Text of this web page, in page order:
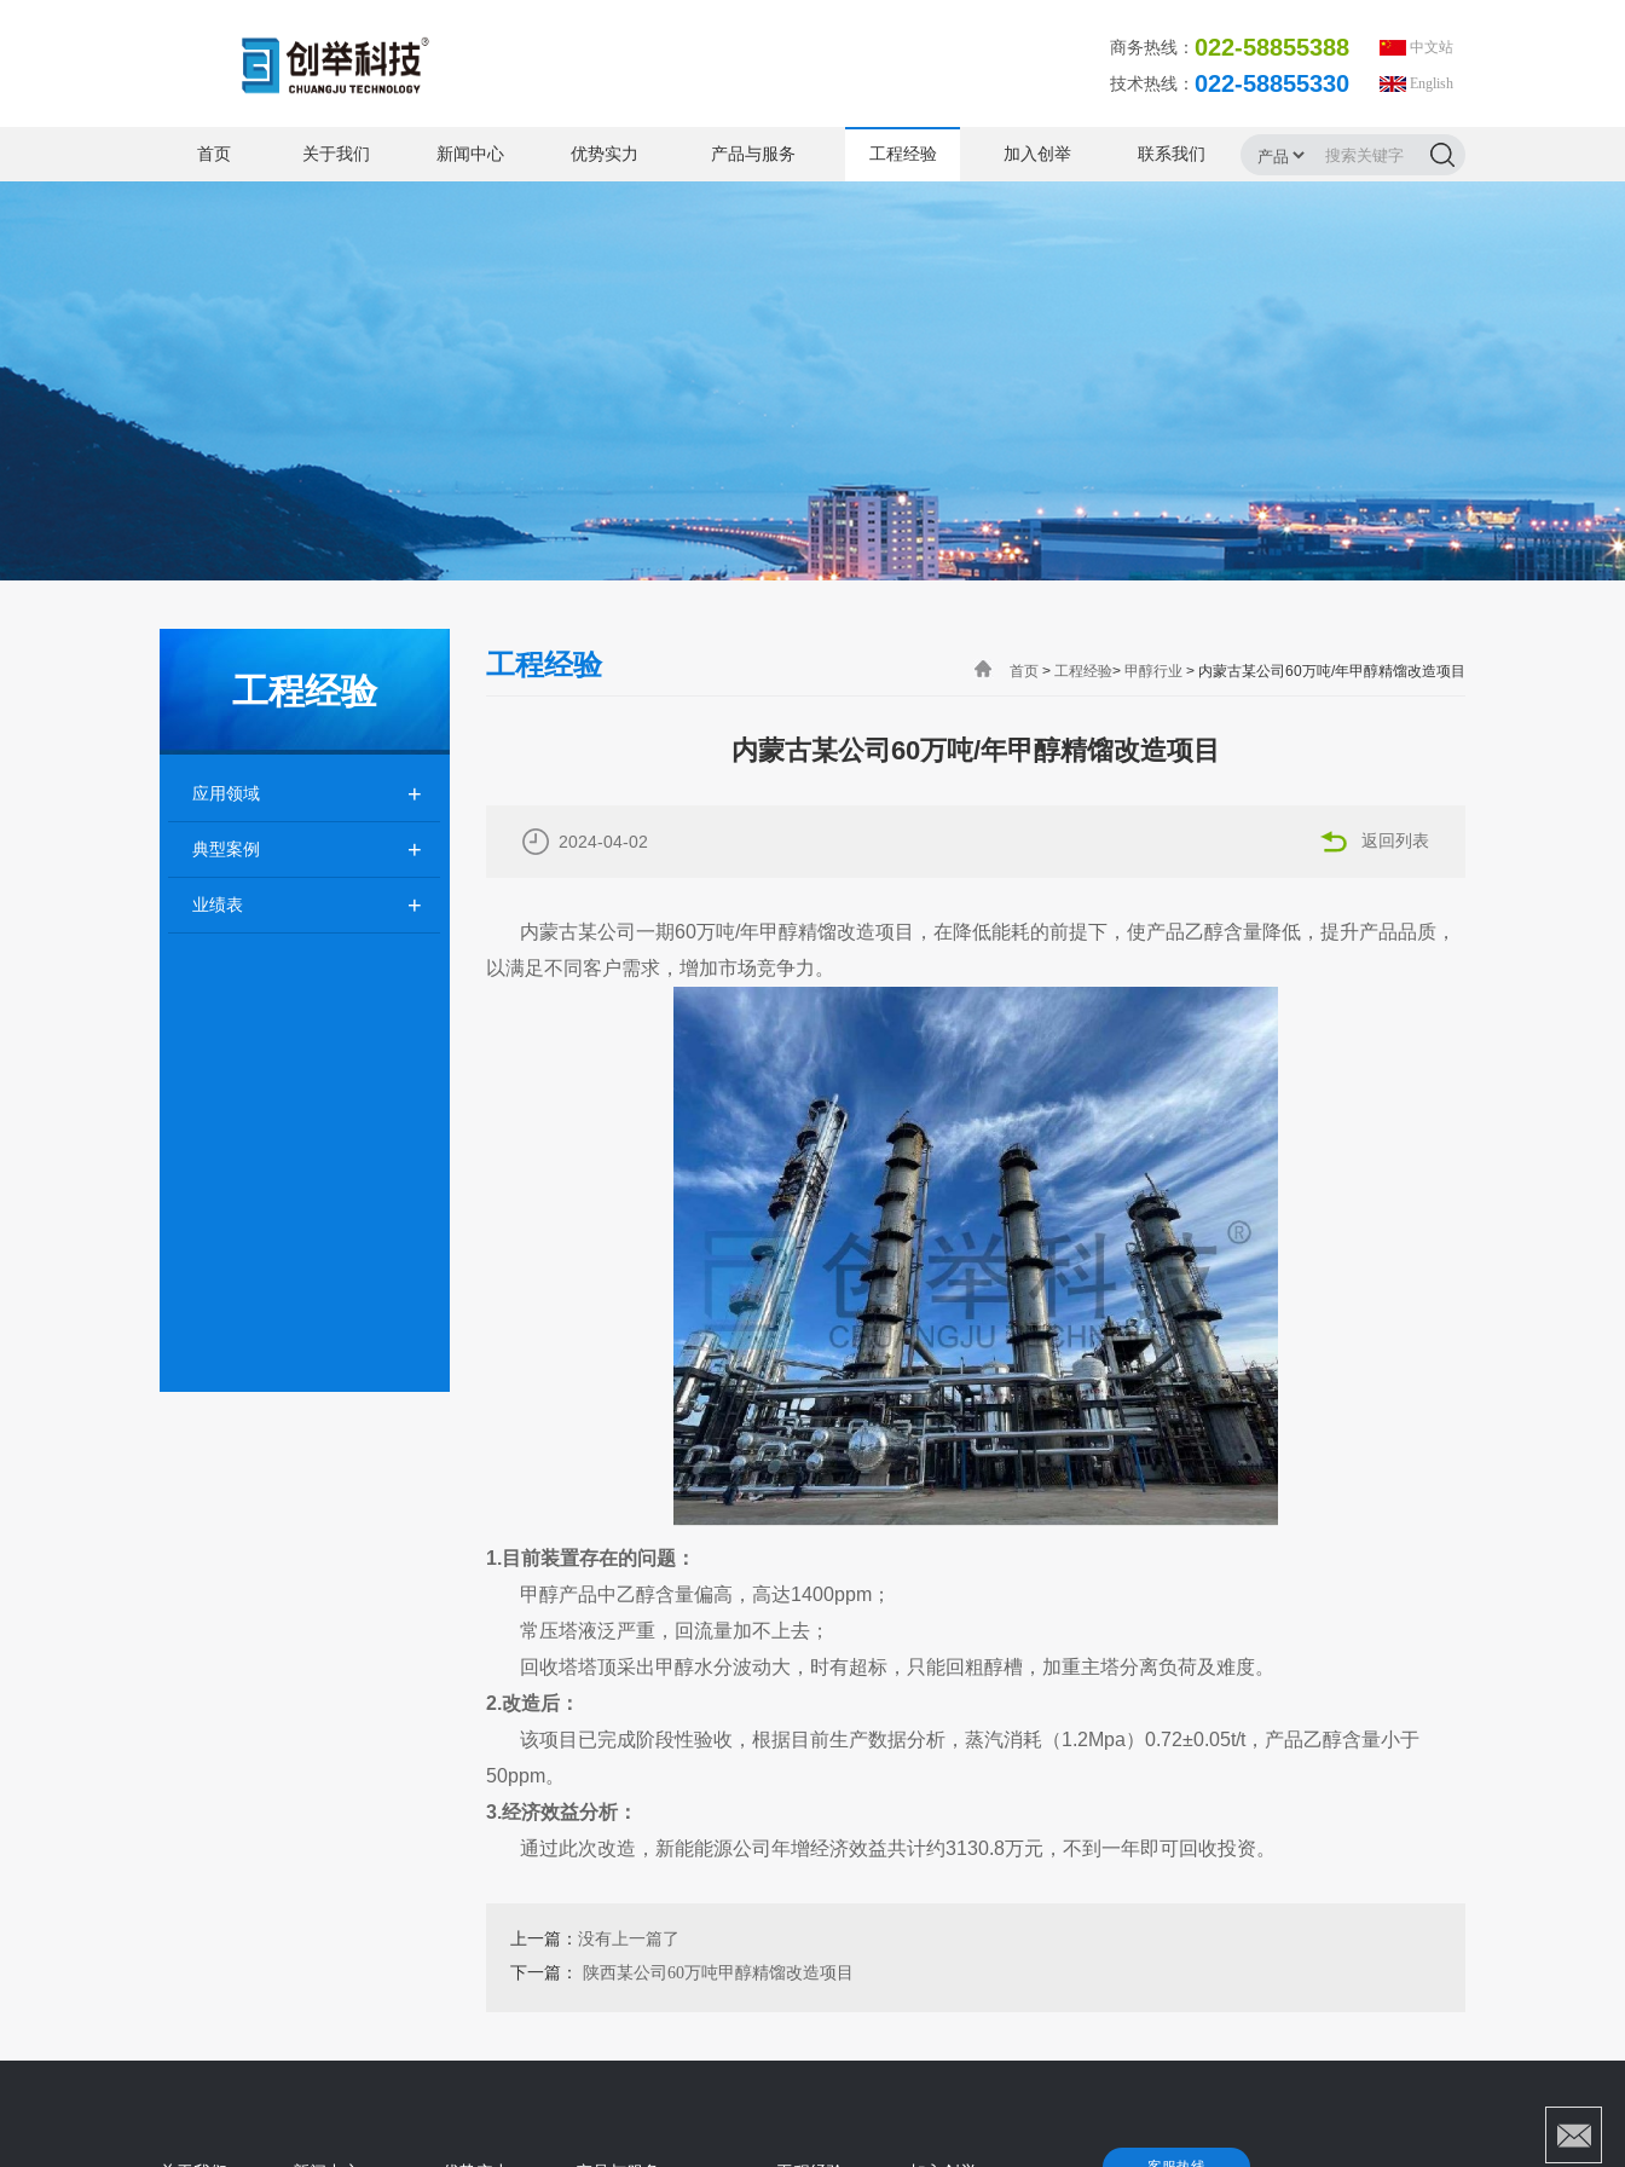
商务热线： 022-58855388
技术热线： 022-58855330
中文站
English
首页 关于我们 新闻中心 优势实力 产品与服务 工程经验 加入创举 联系我们
工程经验
应用领域 +
典型案例 +
业绩表 +
工程经验 首页 > 工程经验> 甲醇行业 > 内蒙古某公司60万吨/年甲醇精馏改造项目
内蒙古某公司60万吨/年甲醇精馏改造项目
2024-04-02 返回列表
内蒙古某公司一期60万吨/年甲醇精馏改造项目，在降低能耗的前提下，使产品乙醇含量降低，提升产品品质，
以满足不同客户需求，增加市场竞争力。
1.目前装置存在的问题：
甲醇产品中乙醇含量偏高，高达1400ppm；
常压塔液泛严重，回流量加不上去；
回收塔塔顶采出甲醇水分波动大，时有超标，只能回粗醇槽，加重主塔分离负荷及难度。
2.改造后：
该项目已完成阶段性验收，根据目前生产数据分析，蒸汽消耗（1.2Mpa）0.72±0.05t/t，产品乙醇含量小于
50ppm。
3.经济效益分析：
通过此次改造，新能能源公司年增经济效益共计约3130.8万元，不到一年即可回收投资。
上一篇： 没有上一篇了
下一篇：
陕西某公司60万吨甲醇精馏改造项目